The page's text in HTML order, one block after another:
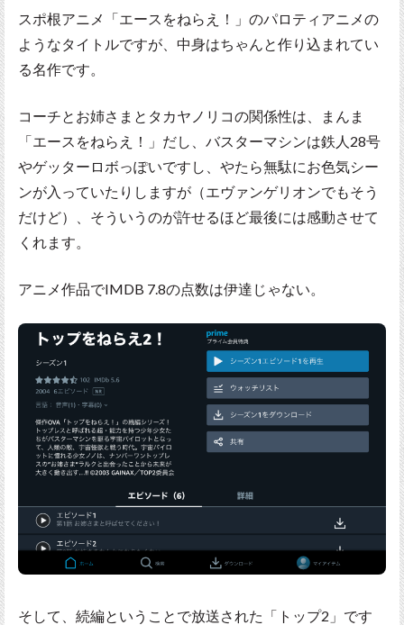
スポ根アニメ「エースをねらえ！」のパロティアニメの
ようなタイトルですが、中身はちゃんと作り込まれてい
る名作です。
コーチとお姉さまとタカヤノリコの関係性は、まんま
「エースをねらえ！」だし、バスターマシンは鉄人28号
やゲッターロボっぽいですし、やたら無駄にお色気シー
ンが入っていたりしますが（エヴァンゲリオンでもそう
だけど）、そういうのが許せるほど最後には感動させて
くれます。
アニメ作品でIMDB 7.8の点数は伊達じゃない。
そして、続編ということで放送された「トップ2」です